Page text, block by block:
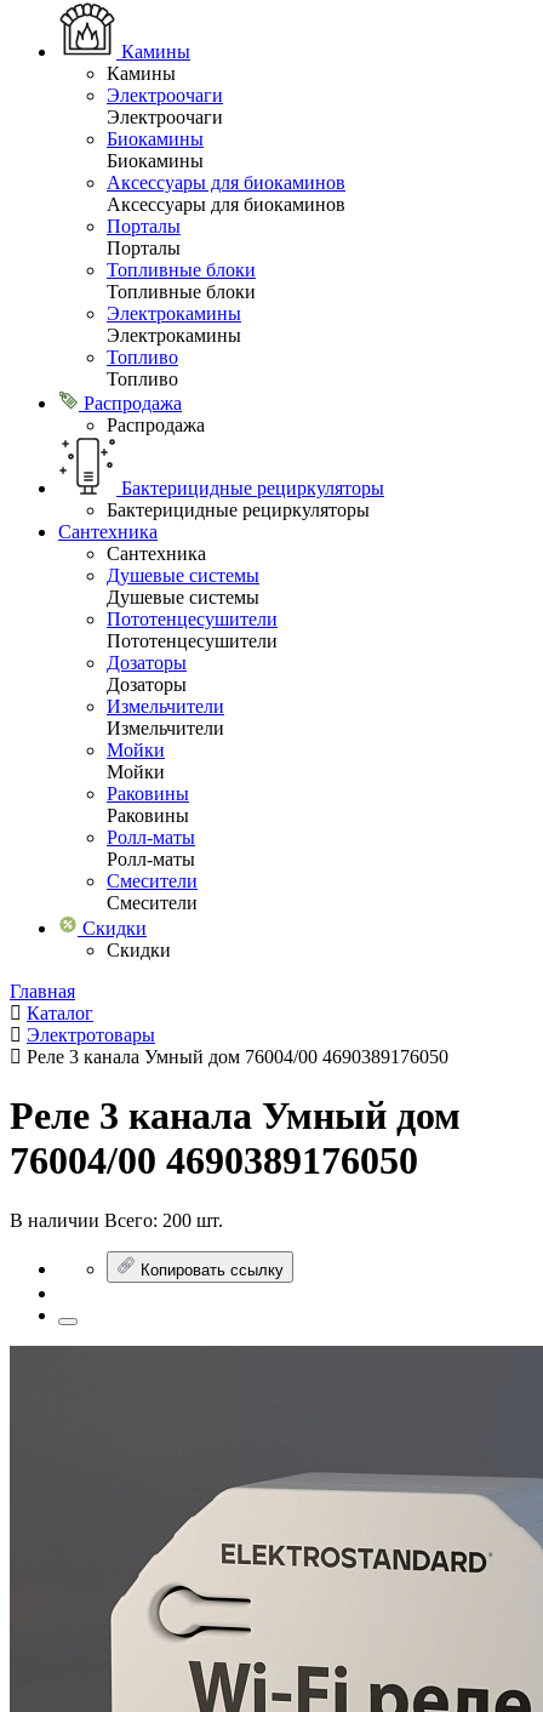
Камины
Камины
Электроочаги
Электроочаги
Биокамины
Биокамины
Аксессуары для биокаминов
Аксессуары для биокаминов
Порталы
Порталы
Топливные блоки
Топливные блоки
Электрокамины
Электрокамины
Топливо
Топливо
Распродажа
Распродажа
Бактерицидные рециркуляторы
Бактерицидные рециркуляторы
Сантехника
Сантехника
Душевые системы
Душевые системы
Пототенцесушители
Пототенцесушители
Дозаторы
Дозаторы
Измельчители
Измельчители
Мойки
Мойки
Раковины
Раковины
Ролл-маты
Ролл-маты
Смесители
Смесители
Скидки
Скидки
Главная
Каталог
Электротовары
Реле 3 канала Умный дом 76004/00 4690389176050
Реле 3 канала Умный дом
76004/00 4690389176050
В наличии Всего: 200 шт.
Копировать ссылку